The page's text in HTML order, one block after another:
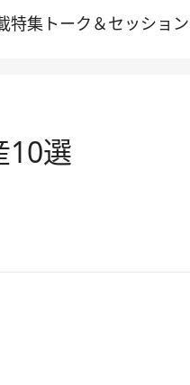
特集 トーク＆セッション
10選